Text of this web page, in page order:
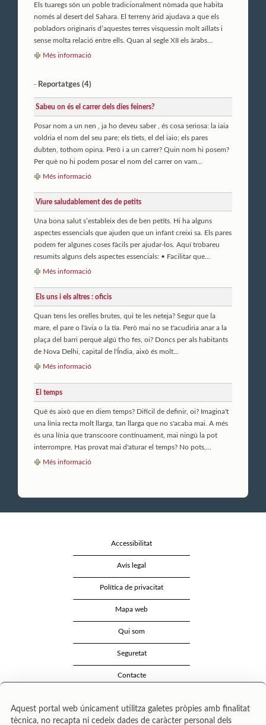
Els tuaregs són un poble tradicionalment nòmada que habita
només al desert del Sahara. El terreny àrid ajudava a que els
pobladors originaris d’aquestes terres visquessin molt aïllats i
sense molta relació entre ells. Quan al segle XII els àrabs...
Més informació
- Reportatges (4)
Sabeu on és el carrer dels dies feiners?
Posar nom a un nen , ja ho deveu saber , és cosa seriosa: la iaia
voldria el nom del seu pare; els tiets, el del iaio; els pares
dubten, tothom opina. Però i a un carrer? Quin nom hi posem?
Per què no hi podem posar el nom del carrer on vam...
Més informació
Viure saludablement des de petits
Una bona salut s’estableix des de ben petits. Hi ha alguns
aspectes essencials que ajuden que un infant creixi sa. Els pares
podem fer algunes coses fàcils per ajudar-los. Aquí trobareu
resumits alguns dels aspectes essencials: • Facilitar que...
Més informació
Els uns i els altres : oficis
Quan tens les orelles brutes, qui te les neteja? Segur que la
mare, el pare o l'àvia o la tia. Però mai no se t'acudiria anar a la
plaça del barri perquè algú t'ho fes, oi? Doncs per als habitants
de Nova Delhi, capital de l'Índia, això és molt...
Més informació
El temps
Què és això que en diem temps? Difícil de definir, oi? Imagina't
una línia recta molt llarga, tan llarga que no s'acaba mai. A més
és una línia que transcoore contínuament, mai ningú la pot
interrompre. Has provat mai d'aturar el temps? No pots,...
Més informació
Accessibilitat
Avís legal
Política de privacitat
Mapa web
Qui som
Seguretat
Contacte
Aquest portal web únicament utilitza galetes pròpies amb finalitat
tècnica, no recapta ni cedeix dades de caràcter personal dels